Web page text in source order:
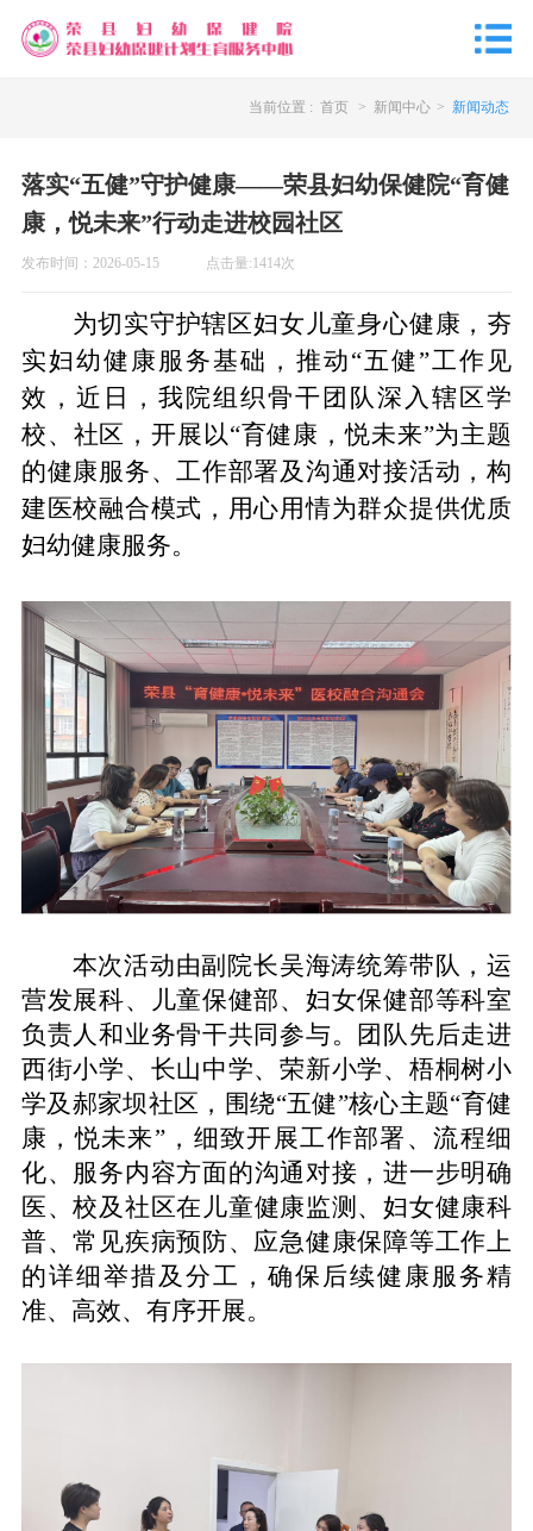
当前位置 : 首页 > 新闻中心 > 新闻动态
落实“五健”守护健康——荣县妇幼保健院“育健
康，悦未来”行动走进校园社区
发布时间： 2026-05-15 点击量:1414次
为切实守护辖区妇女儿童身心健康，夯
实妇幼健康服务基础，推动“五健”工作 见
效，近日， 我院组织骨干团队深入辖区学
校、社区，开展以“育健康，悦未来”为主题
的健康服务、工作部署及沟通对接活动，构
建医校融合模式， 用心用情为群众提供优质
妇幼健康服务。
本次活动由副院长吴海涛统筹带队，运
营发展科、儿童保健部、妇女保健部等科室
负责人和业务骨干共同参与。团队先后走进
西街小学、长山中学、荣新小学、梧桐树小
学及 郝家坝社区，围绕“五健”核心主题“育健
康，悦未来”，细致开展工作部署、流程细
化、服务内容方面的沟通对接，进一步明确
医、校及社区在 儿童健康监测、妇女健康科
普、常见疾病预防、应急健康保障等工作上
的详细举措及 分工，确保 后续健康服务精
准、高效、有序开展。